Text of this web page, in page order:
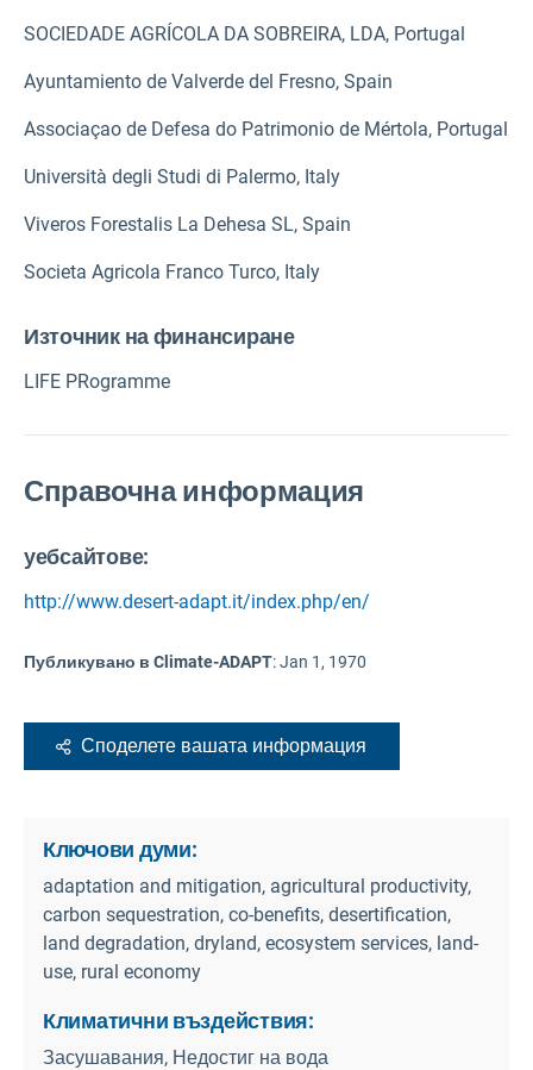
SOCIEDADE AGRÍCOLA DA SOBREIRA, LDA, Portugal
Ayuntamiento de Valverde del Fresno, Spain
Associaçao de Defesa do Patrimonio de Mértola, Portugal
Università degli Studi di Palermo, Italy
Viveros Forestalis La Dehesa SL, Spain
Societa Agricola Franco Turco, Italy
Източник на финансиране
LIFE PRogramme
Справочна информация
уебсайтове:
http://www.desert-adapt.it/index.php/en/
Публикувано в Climate-ADAPT:Jan 1, 1970
Споделете вашата информация
Ключови думи:
adaptation and mitigation, agricultural productivity,
carbon sequestration, co-benefits, desertification,
land degradation, dryland, ecosystem services, land-
use, rural economy
Климатични въздействия:
Засушавания, Недостиг на вода